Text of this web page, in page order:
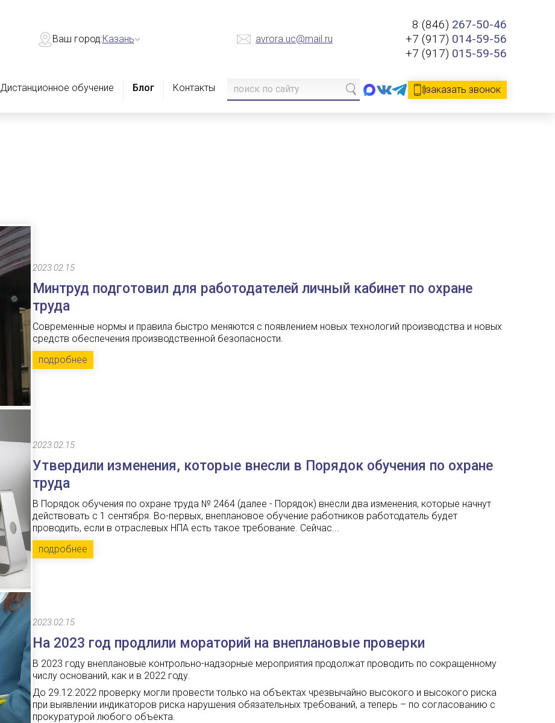
Ваш город:Казань avrora.uc@mail.ru
8 (846) 267-50-46
+7 (917) 014-59-56
+7 (917) 015-59-56
Дистанционное обучение Блог Контакты заказать звонок
2023.02.15
Минтруд подготовил для работодателей личный кабинет по охране
труда
Современные нормы и правила быстро меняются с появлением новых технологий производства и новых
средств обеспечения производственной безопасности.
подробнее
2023.02.15
Утвердили изменения, которые внесли в Порядок обучения по охране
труда
В Порядок обучения по охране труда № 2464 (далее - Порядок) внесли два изменения, которые начнут
действовать с 1 сентября. Во-первых, внеплановое обучение работников работодатель будет
проводить, если в отраслевых НПА есть такое требование. Сейчас...
подробнее
2023.02.15
На 2023 год продлили мораторий на внеплановые проверки
В 2023 году внеплановые контрольно-надзорные мероприятия продолжат проводить по сокращенному
числу оснований, как и в 2022 году.
До 29.12.2022 проверку могли провести только на объектах чрезвычайно высокого и высокого риска
при выявлении индикаторов риска нарушения обязательных требований, а теперь – по согласованию с
прокуратурой любого объекта.